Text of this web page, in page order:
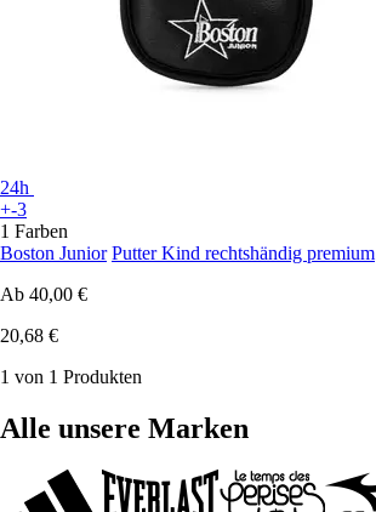
24h
+-3
1 Farben
Boston Junior Putter Kind rechtshändig premium
Ab 40,00 €
20,68 €
1 von 1 Produkten
Alle unsere Marken